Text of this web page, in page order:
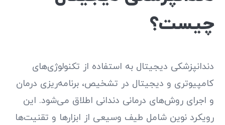
چیست؟
دندانپزشکی دیجیتال به استفاده از تکنولوژی‌های
کامپیوتری و دیجیتال در تشخیص، برنامه‌ریزی درمان
و اجرای روش‌های درمانی دندانی اطلاق می‌شود. این
رویکرد نوین شامل طیف وسیعی از ابزارها و تقنیت‌ها